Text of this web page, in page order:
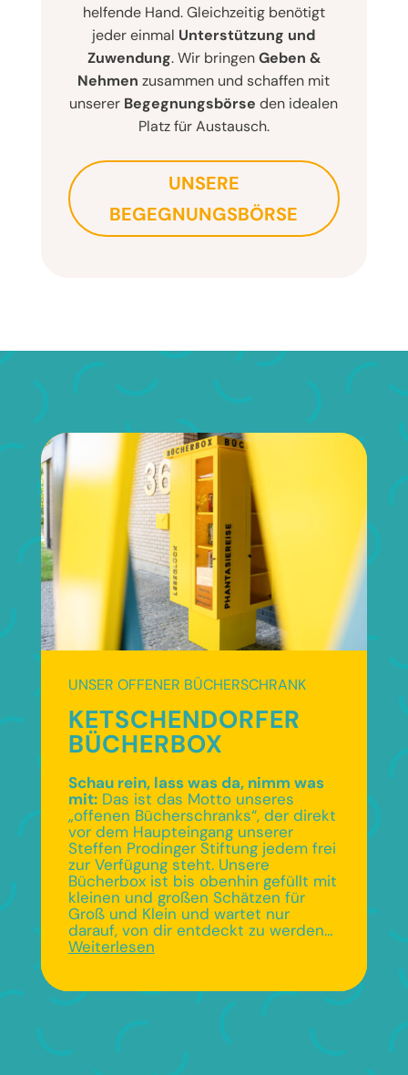
helfende Hand. Gleichzeitig benötigt
jeder einmal Unterstützung und
Zuwendung. Wir bringenGeben &
Nehmen zusammen und schaffen mit
unserer Begegnungsbörse den idealen
Platz für Austausch.
UNSERE
BEGEGNUNGSBÖRSE
UNSER OFFENER BÜCHERSCHRANK
KETSCHENDORFER
BÜCHERBOX
Schau rein, lass was da, nimm was
mit: Das ist das Motto unseres
„offenen Bücherschranks“, der direkt
vor dem Haupteingang unserer
Steffen Prodinger Stiftung jedem frei
zur Verfügung steht. Unsere
Bücherbox ist bis obenhin gefüllt mit
kleinen und großen Schätzen für
Groß und Klein und wartet nur
darauf, von dir entdeckt zu werden…
Weiterlesen